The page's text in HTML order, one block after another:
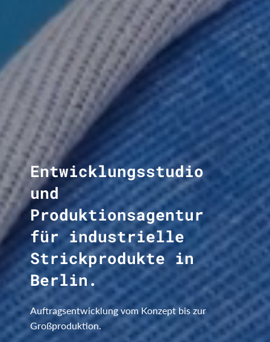
Entwicklungsstudio
und
Produktionsagentur
für industrielle
Strickprodukte in
Berlin.
Auftragsentwicklung vom Konzept bis zur
Großproduktion.